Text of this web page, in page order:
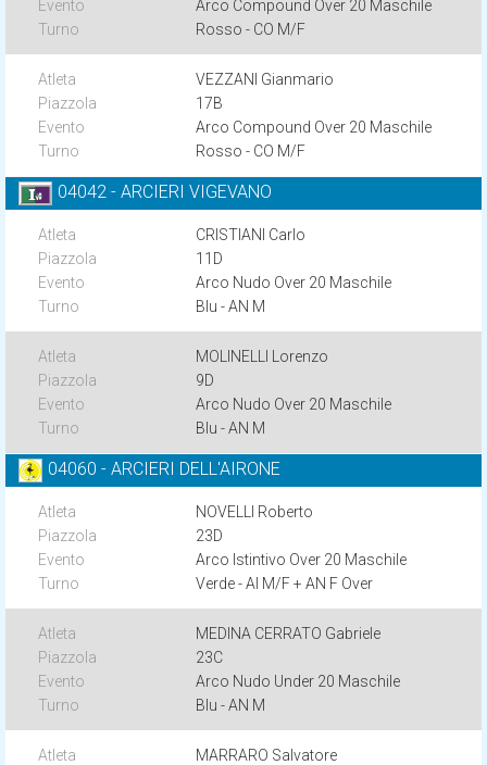
Arco Compound Over 20 Maschile
Rosso - CO M/F
VEZZANI Gianmario
17B
Arco Compound Over 20 Maschile
Rosso - CO M/F
04042 - ARCIERI VIGEVANO
CRISTIANI Carlo
11D
Arco Nudo Over 20 Maschile
Blu - AN M
MOLINELLI Lorenzo
9D
Arco Nudo Over 20 Maschile
Blu - AN M
04060 - ARCIERI DELL'AIRONE
NOVELLI Roberto
23D
Arco Istintivo Over 20 Maschile
Verde - AI M/F + AN F Over
MEDINA CERRATO Gabriele
23C
Arco Nudo Under 20 Maschile
Blu - AN M
MARRARO Salvatore